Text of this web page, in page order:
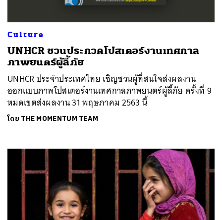
Culture
UNHCR ชวนประกวดโปสเตอร์งานเทศกาล
ภาพยนตร์ผู้ลี้ภัย
UNHCR ประจําประเทศไทย เชิญชวนผู้ที่สนใจส่งผลงาน
ออกแบบภาพโปสเตอร์งานเทศกาลภาพยนตร์ผู้ลี้ภัย ครั้งที่ 9
หมดเขตส่งผลงาน 31 พฤษภาคม 2563 นี้
โดย THE MOMENTUM TEAM